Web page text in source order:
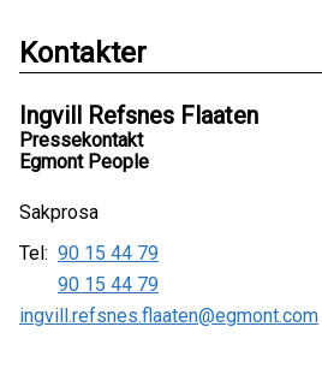
Kontakter
Ingvill Refsnes Flaaten
Pressekontakt
Egmont People
Sakprosa
Tel: 90 15 44 79
90 15 44 79
ingvill.refsnes.flaaten@egmont.com